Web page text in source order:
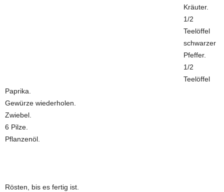
Kräuter.
1/2
Teelöffel
schwarzer
Pfeffer.
1/2
Teelöffel
Paprika.
Gewürze wiederholen.
Zwiebel.
6 Pilze.
Pflanzenöl.
Rösten, bis es fertig ist.